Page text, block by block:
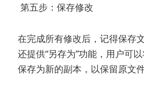
第五步：保存修改
在完成所有修改后，记得保存
还提供“另存为”功能，用户可
保存为新的副本，以保留原文件